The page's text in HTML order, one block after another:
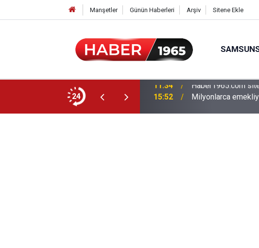
Manşetler Günün Haberleri Arşiv Sitene Ekle
24 15:52 Milyonlarca